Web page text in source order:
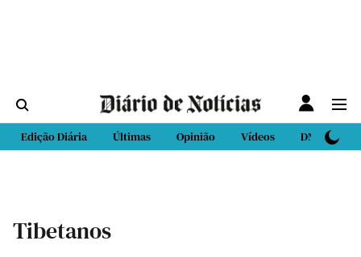
Edição Diária Últimas Opinião Vídeos DN Sport
Tibetanos